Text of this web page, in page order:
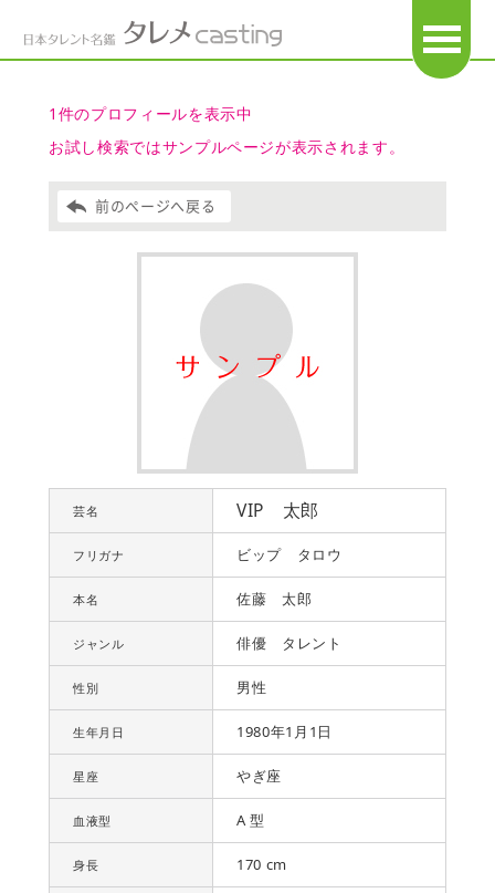
1件のプロフィールを表示中
お試し検索ではサンプルページが表示されます。
前のページへ戻る
芸名 VIP 太郎
フリガナ ビップ タロウ
本名 佐藤 太郎
ジャンル 俳優 タレント
性別 男性
生年月日 1980年1月1日
星座 やぎ座
血液型 A 型
身長 170 cm